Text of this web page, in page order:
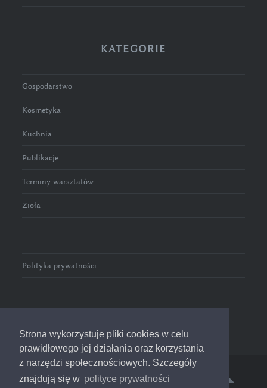
Strona wykorzystuje pliki cookies w celu
prawidłowego jej działania oraz korzystania
z narzędzi społecznościowych. Szczegóły
znajdują się w polityce prywatności
KATEGORIE
Gospodarstwo
Kosmetyka
Kuchnia
Publikacje
Terminy warsztatów
Zioła
Polityka prywatności
© 2016-2023 Zioła w Pełni